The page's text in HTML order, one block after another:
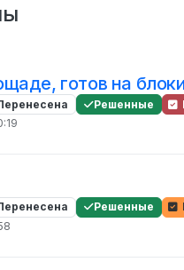
готов на
Решенные
Решенные